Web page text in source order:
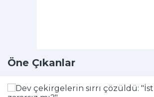
Öne Çıkanlar